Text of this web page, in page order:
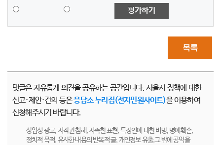
평가하기
목록
댓글은 자유롭게 의견을 공유하는 공간입니다. 서울시 정책에 대한
신고·제안·건의 등은응답소 누리집(전자민원사이트)을 이용하여
신청해주시기 바랍니다.
상업성 광고, 저작권 침해, 저속한 표현, 특정인에 대한 비방, 명예훼손,
정치적 목적, 유사한 내용의 반복적 글, 개인정보 유출,그 밖에 공익을